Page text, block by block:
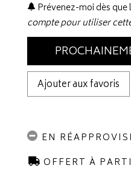
Prévenez-moi dès
compte pour utiliser
Ajouter aux favoris
EN
OFFERT À